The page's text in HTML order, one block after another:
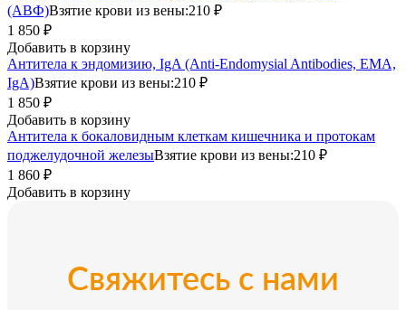
(АВФ)Взятие крови из вены:210 ₽
1 850 ₽
Добавить в корзину
Антитела к эндомизию, IgA (Anti-Endomysial Antibodies, EMA,
IgA)Взятие крови из вены:210 ₽
1 850 ₽
Добавить в корзину
Антитела к бокаловидным клеткам кишечника и протокам
поджелудочной железыВзятие крови из вены:210 ₽
1 860 ₽
Добавить в корзину
Свяжитесь с нами